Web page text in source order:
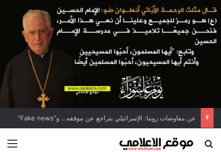
عن مفاوضات روما: الإسرائيلي يتراجع عن موقفه… و”Fake news”
بحث عن